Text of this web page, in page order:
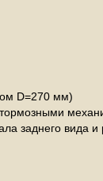
D=270 мм)
заднего вида и